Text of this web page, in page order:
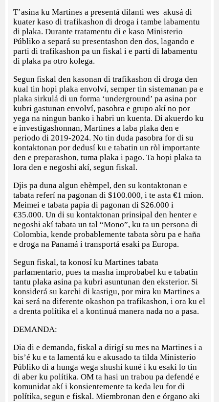
T’asina ku Martines a presentá dilanti wes akusá di
kuater kaso di trafikashon di droga i tambe labamentu
di plaka. Durante tratamentu di e kaso Ministerio
Públiko a separá su presentashon den dos, lagando e
parti di trafikashon pa un fiskal i e parti di labamentu
di plaka pa otro kolega.
Segun fiskal den kasonan di trafikashon di droga den
kual tin hopi plaka envolví, semper tin sistemanan pa e
plaka sirkulá di un forma ‘underground’ pa asina por
kubri gastunan envolví, pasobra e grupo akí no por
yega na ningun banko i habri un kuenta. Di akuerdo ku
e investigashonnan, Martines a laba plaka den e
periodo di 2019-2024. No tin duda pasobra for di su
kontaktonan por dedusí ku e tabatin un ròl importante
den e preparashon, tuma plaka i pago. Ta hopi plaka ta
lora den e negoshi akí, segun fiskal.
Djis pa duna algun ehèmpel, den su kontaktonan e
tabata referí na pagonan di $100.000, i te asta €1 mion.
Meimei e tabata papia di pagonan di $26.000 i
€35.000. Un di su kontaktonan prinsipal den henter e
negoshi akí tabata un tal “Mono”, ku ta un persona di
Colombia, kende probablemente tabata sòru pa e haña
e droga na Panamá i transportá esaki pa Europa.
Segun fiskal, ta konosí ku Martines tabata
parlamentario, pues ta masha improbabel ku e tabatin
tantu plaka asina pa kubri asuntunan den eksterior. Si
konsiderá su karchi di kastigu, por mira ku Martines a
kai será na diferente okashon pa trafikashon, i ora ku el
a drenta polítika el a kontinuá manera nada no a pasa.
DEMANDA:
Dia di e demanda, fiskal a dirigí su mes na Martines i a
bis’é ku e ta lamentá ku e akusado ta tilda Ministerio
Públiko di a hunga wega shushi kuné i ku esaki lo tin
di aber ku polítika. OM ta hasi un trabou pa defendé e
komunidat akí i konsientemente ta keda leu for di
polítika, segun e fiskal. Miembronan den e órgano aki